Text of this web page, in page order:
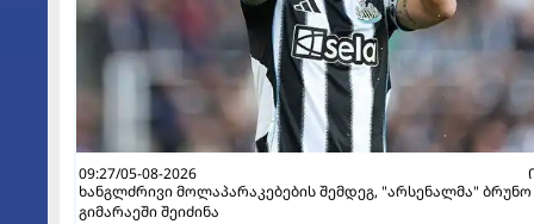
09:27/05-08-2026
ხანგლძრივი მოლაპარაკებების შემდეგ, "არსენალმა" ბრუნო
გიმარაეში შეიძინა